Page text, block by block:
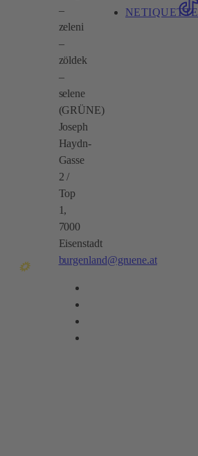
–
zeleni
–
zöldek
–
selene
(GRÜNE)
Joseph
Haydn-
Gasse
2 /
Top
1,
7000
Eisenstadt
burgenland@gruene.at
NETIQUETTE